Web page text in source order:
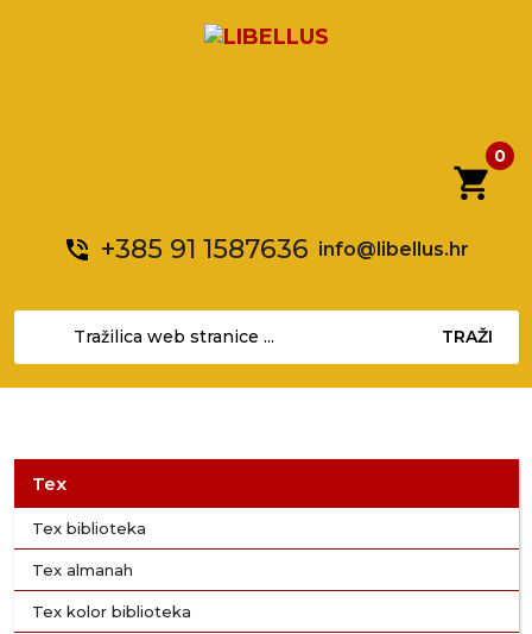
shopping_cart
0
phone_in_talk +385 91 1587636 info@libellus.hr
TRAŽI
Tex
Tex biblioteka
Tex almanah
Tex kolor biblioteka